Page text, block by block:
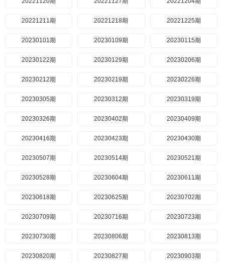
20221211期 20221218期 20221225期
20230101期 20230109期 20230115期
20230122期 20230129期 20230206期
20230212期 20230219期 20230226期
20230305期 20230312期 20230319期
20230326期 20230402期 20230409期
20230416期 20230423期 20230430期
20230507期 20230514期 20230521期
20230528期 20230604期 20230611期
20230618期 20230625期 20230702期
20230709期 20230716期 20230723期
20230730期 20230806期 20230813期
20230820期 20230827期 20230903期